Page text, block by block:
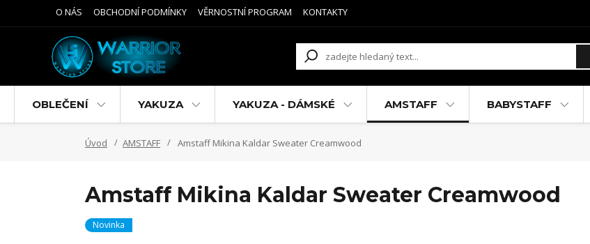
O NÁS OBCHODNÍ PODMÍNKY VĚRNOSTNÍ PROGRAM KONTAKTY
OBLEČENÍ YAKUZA YAKUZA - DÁMSKÉ AMSTAFF BABYSTAFF
Úvod AMSTAFF Amstaff Mikina Kaldar Sweater Creamwood
Amstaff Mikina Kaldar Sweater Creamwood
Novinka